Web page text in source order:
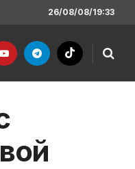
26/08/08/19:33